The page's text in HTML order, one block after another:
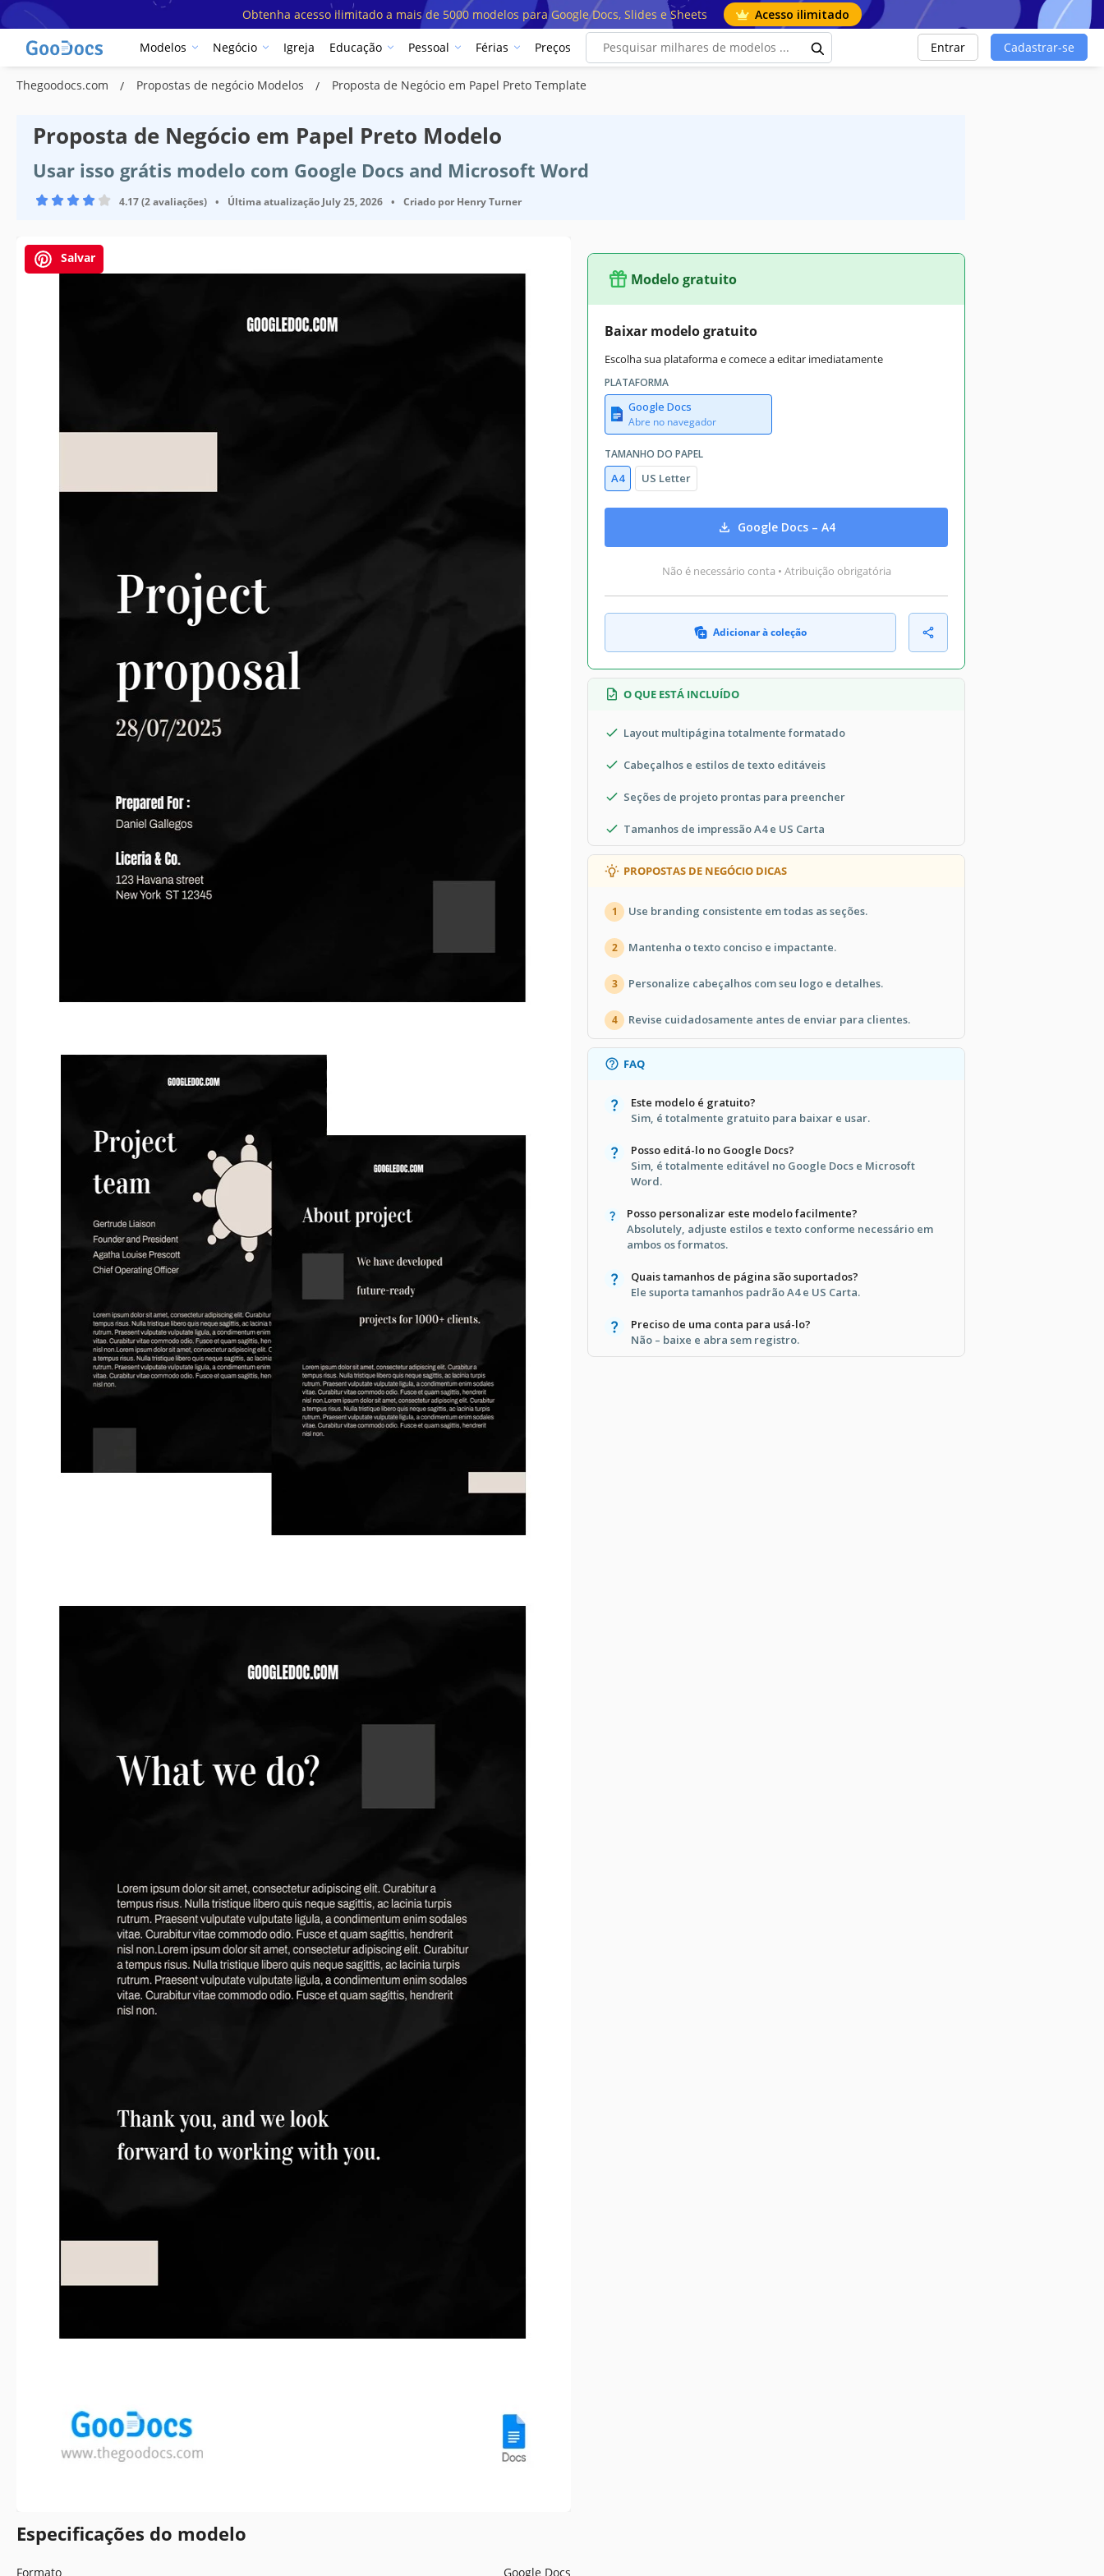
Obtenha acesso ilimitado a mais de 5000 modelos para Google Docs, Slides e Sheets Acesso ilimitado
Modelos Negócio Igreja Educação Pessoal Férias Preços Entrar Cadastrar-se
Thegoodocs.com Propostas de negócio Modelos Proposta de Negócio em Papel Preto Template
Proposta de Negócio em Papel Preto Modelo
Usar isso grátis modelo com Google Docs and Microsoft Word
4.17 (2 avaliações) • Última atualização July 25, 2026 • Criado por Henry Turner
Salvar
Especificações do modelo
Formato Google Docs
Modelo gratuito
Baixar modelo gratuito
Escolha sua plataforma e comece a editar imediatamente
PLATAFORMA
Google Docs
Abre no navegador
TAMANHO DO PAPEL
A4 US Letter
Google Docs – A4
Não é necessário conta • Atribuição obrigatória
Adicionar à coleção
O QUE ESTÁ INCLUÍDO
Layout multipágina totalmente formatado
Cabeçalhos e estilos de texto editáveis
Seções de projeto prontas para preencher
Tamanhos de impressão A4 e US Carta
PROPOSTAS DE NEGÓCIO DICAS
1 Use branding consistente em todas as seções.
2 Mantenha o texto conciso e impactante.
3 Personalize cabeçalhos com seu logo e detalhes.
4 Revise cuidadosamente antes de enviar para clientes.
FAQ
Este modelo é gratuito?
Sim, é totalmente gratuito para baixar e usar.
Posso editá-lo no Google Docs?
Sim, é totalmente editável no Google Docs e Microsoft
Word.
Posso personalizar este modelo facilmente?
Absolutely, adjuste estilos e texto conforme necessário em
ambos os formatos.
Quais tamanhos de página são suportados?
Ele suporta tamanhos padrão A4 e US Carta.
Preciso de uma conta para usá-lo?
Não – baixe e abra sem registro.